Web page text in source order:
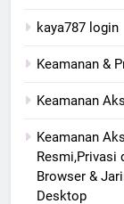
kaya787 login
Keamanan &
Keamanan
Keamanan
Resmi,Privasi
Browser &
Desktop